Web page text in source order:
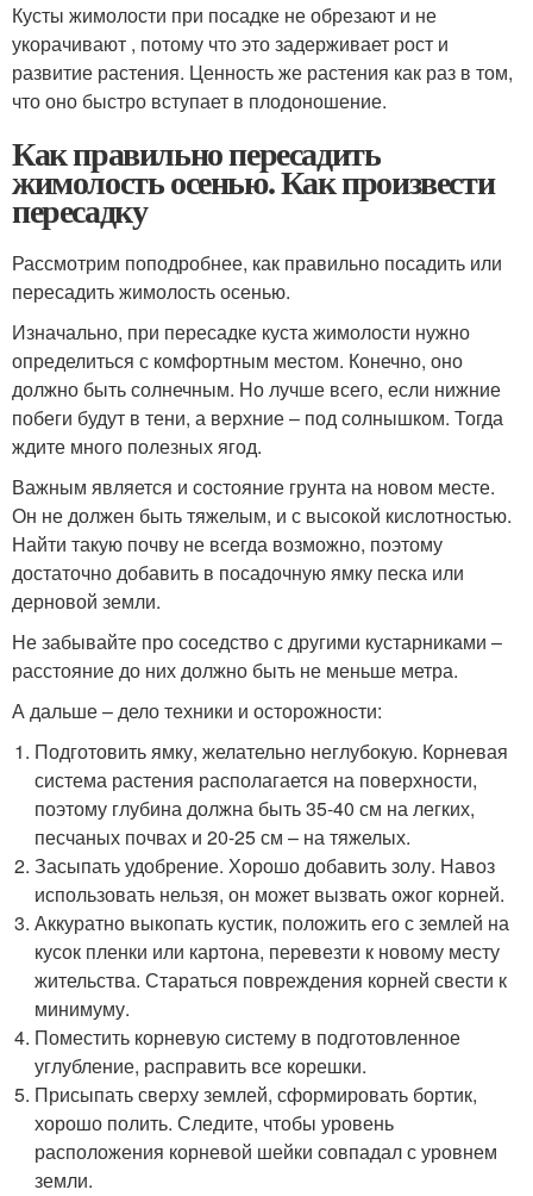
Кусты жимолости при посадке не обрезают и не
укорачивают , потому что это задерживает рост и
развитие растения. Ценность же растения как раз в том,
что оно быстро вступает в плодоношение.
Как правильно пересадить
жимолость осенью. Как произвести
пересадку
Рассмотрим поподробнее, как правильно посадить или
пересадить жимолость осенью.
Изначально, при пересадке куста жимолости нужно
определиться с комфортным местом. Конечно, оно
должно быть солнечным. Но лучше всего, если нижние
побеги будут в тени, а верхние – под солнышком. Тогда
ждите много полезных ягод.
Важным является и состояние грунта на новом месте.
Он не должен быть тяжелым, и с высокой кислотностью.
Найти такую почву не всегда возможно, поэтому
достаточно добавить в посадочную ямку песка или
дерновой земли.
Не забывайте про соседство с другими кустарниками –
расстояние до них должно быть не меньше метра.
А дальше – дело техники и осторожности:
Подготовить ямку, желательно неглубокую. Корневая
система растения располагается на поверхности,
поэтому глубина должна быть 35-40 см на легких,
песчаных почвах и 20-25 см – на тяжелых.
Засыпать удобрение. Хорошо добавить золу. Навоз
использовать нельзя, он может вызвать ожог корней.
Аккуратно выкопать кустик, положить его с землей на
кусок пленки или картона, перевезти к новому месту
жительства. Стараться повреждения корней свести к
минимуму.
Поместить корневую систему в подготовленное
углубление, расправить все корешки.
Присыпать сверху землей, сформировать бортик,
хорошо полить. Следите, чтобы уровень
расположения корневой шейки совпадал с уровнем
земли.